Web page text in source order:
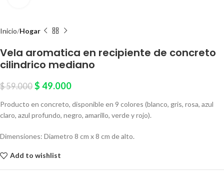
Inicio Hogar
Vela aromatica en recipiente de concreto
cilindrico mediano
$59.000 $ 49.000
Producto en concreto, disponible en 9 colores (blanco, gris, rosa, azul
claro, azul profundo, negro, amarillo, verde y rojo).
Dimensiones: Diametro 8 cm x 8 cm de alto.
Add to wishlist